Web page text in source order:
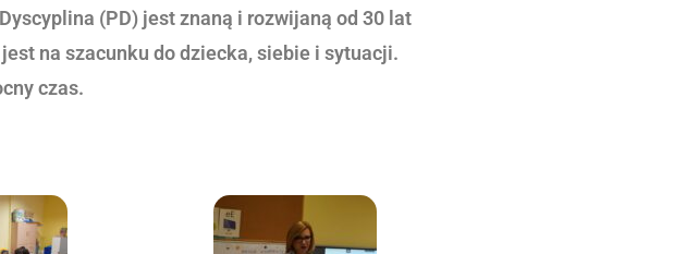
(PD) jest znaną i rozwijaną od 30 lat
na szacunku do dziecka, siebie i sytuacji.
czas.